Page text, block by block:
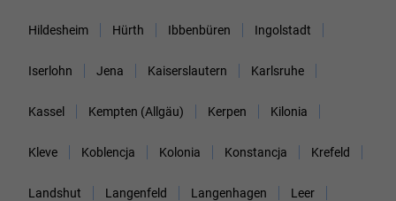
Hildesheim Hürth Ibbenbüren Ingolstadt
Iserlohn Jena Kaiserslautern Karlsruhe
Kassel Kempten (Allgäu) Kerpen Kilonia
Kleve Koblencja Kolonia Konstancja Krefeld
Landshut Langenfeld Langenhagen Leer